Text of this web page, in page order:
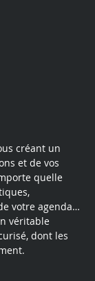
créant un
et de vos
quelle
votre agenda…
véritable
dont les